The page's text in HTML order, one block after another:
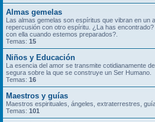
Almas gemelas
Las almas gemelas son espíritus que vibran en un
repercusión con otro espíritu. ¿La has
con ella cuando estemos preparados?.
Temas: 15
Niños y Educación
La esencia del amor se transmite cotidianamente
segura sobre la que se construye un Ser Humano.
Temas: 16
Maestros y guías
Maestros espirituales, ángeles, extraterrestres,
Temas: 101